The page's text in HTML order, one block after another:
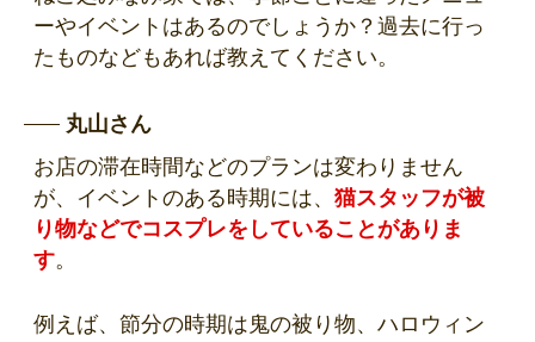
ーやイベントはあるのでしょうか？過去に行っ
たものなどもあれば教えてください。
丸山さん
お店の滞在時間などのプランは変わりません
が、イベントのある時期には、 猫スタッフが被
り物などでコスプレをしていることがありま
す。
例えば、節分の時期は鬼の被り物、ハロウィン